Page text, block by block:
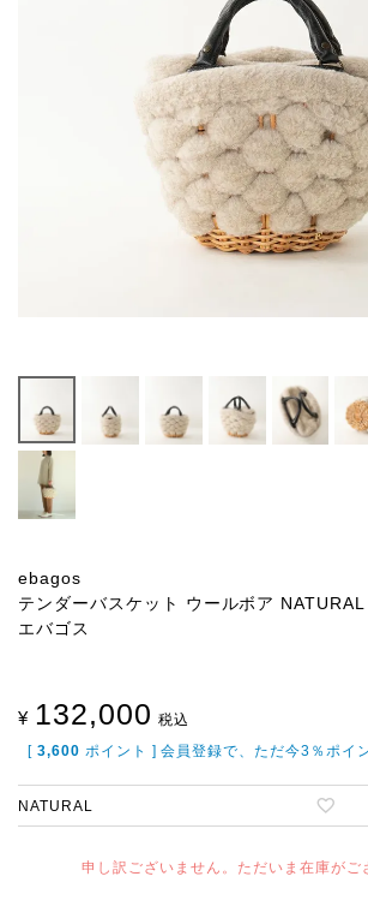
ebagos
テンダーバスケット ウールボア NATURAL
エバゴス
¥ 132,000 税込
[ 3,600 ポイント ] 会員登録で、ただ今3％ポイ
NATURAL
申し訳ございません。ただいま在庫がご